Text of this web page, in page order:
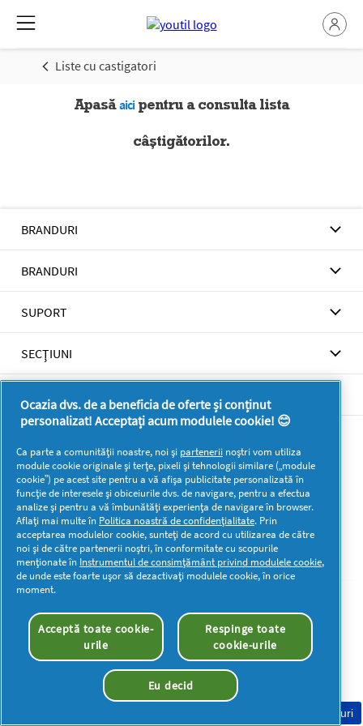
Liste cu castigatori
Apasăaicipentru a consulta lista
câștigătorilor.
BRANDURI
BRANDURI
SUPORT
SECŢIUNI
DOCUMENTE LEGALE DETERGENTI SA
Mai multă inspirație
Drepturi de autor © 2026 P&G. Toate drepturile rezervate
Consimțământ Cookie-uri
Ocazia dvs. de a beneficia de oferte și conținut
personalizat! Acceptați acum modulele cookie! 😊
Ca parte a comunității noastre, noi și partenerii noștri vom utiliza
module cookie originale și terțe, pixeli și tehnologii similare („module
cookie”) pe acest site pentru a vă afișa publicitate personalizată în
funcție de interesele și obiceiurile dvs. de navigare, pentru a efectua
analize și pentru a vă îmbunătăți experiența de navigare în browser.
Aflați mai multe în Politica noastră de confidențialitate. Prin
acceptarea modulelor cookie, sunteți de acord cu utilizarea de către
noi și de către partenerii noștri, în conformitate cu scopurile
menționate în Instrumentul de consimțământ privind modulele cookie,
de unde este foarte ușor să dezactivați modulele cookie, în orice
moment.
Acceptă toate cookie-
urile
Respinge toate
cookie-urile
Eu decid